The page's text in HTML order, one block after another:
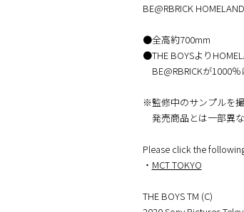
BE@RBRICK
●全高約700mm
●THE BOYSより
BE@RBRICKが1000
※監修中のサンプルを撮
発売商品とは一部異な
Please click the
・ MCT TOKYO
THE BOYS TM (C)